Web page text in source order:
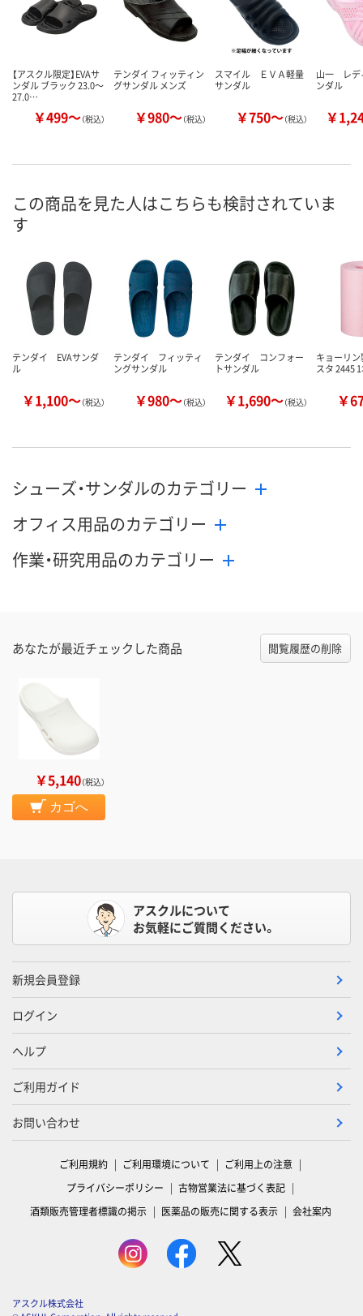
【アスクル限定】EVAサ
ンダル ブラック 23.0～
27.0…
￥499～（税込）
テンダイ フィッティン
グサンダル メンズ
￥980～（税込）
スマイル ＥＶＡ軽量
サンダル
￥750～（税込）
山一 レデ
ンダル
￥
この商品を見た人はこちらも検討されていま
す
テンダイ EVAサンダ
ル
￥1,100～（税込）
テンダイ フィッティ
ングサンダル
￥980～（税込）
テンダイ コンフォー
トサンダル
￥1,690～（税込）
キョーリ
スタ 2445
￥
シューズ・サンダルのカテゴリー
オフィス用品のカテゴリー
作業・研究用品のカテゴリー
あなたが最近チェックした商品 閲覧履歴の削除
￥5,140（税込）
カゴへ
アスクルについて
お気軽にご質問ください。
新規会員登録
ログイン
ヘルプ
ご利用ガイド
お問い合わせ
ご利用規約 ご利用環境について
ご利用上の注意
プライバシーポリシー
古物営業法に基づく表記
酒類販売管理者標識の掲示
医薬品の販売に関する表示 会社案内
アスクル株式会社